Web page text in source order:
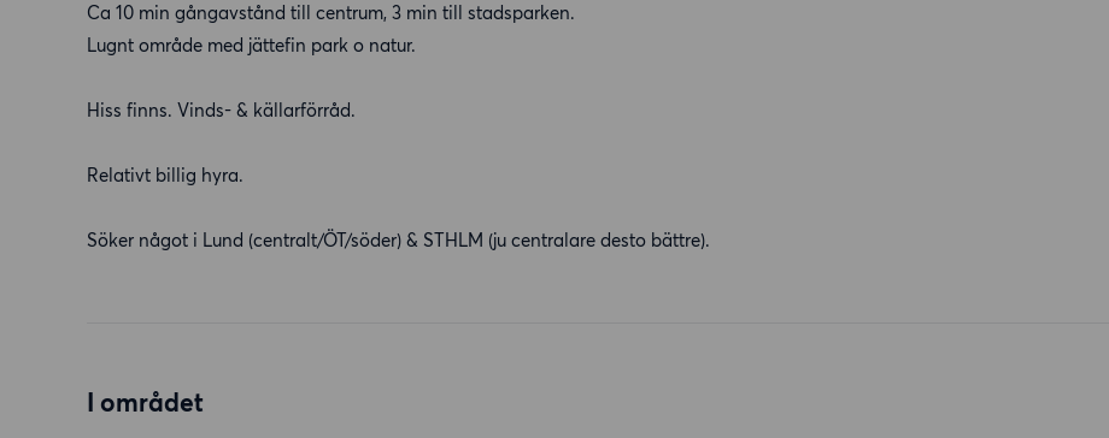
Ca 10 min gångavstånd till centrum, 3 min till stadsparken.
Lugnt område med jättefin park o natur.
Hiss finns. Vinds- & källarförråd.
Relativt billig hyra.
Söker något i Lund (centralt/ÖT/söder) & STHLM (ju centralare desto bättre).
I området